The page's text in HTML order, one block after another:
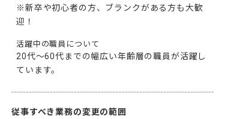
※新卒や初心者の方、ブランクがある方も大歓
迎！
活躍中の職員について
20代～60代までの幅広い年齢層の職員が活躍し
ています。
従事すべき業務の変更の範囲